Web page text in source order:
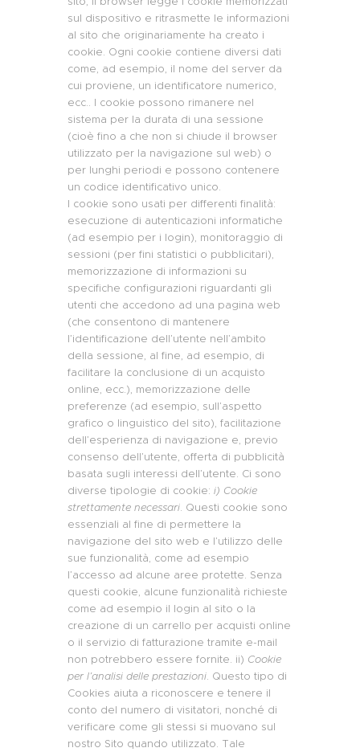
sul dispositivo e ritrasmette le informazioni
al sito che originariamente ha creato i
cookie. Ogni cookie contiene diversi dati
come, ad esempio, il nome del server da
cui proviene, un identificatore numerico,
ecc.. I cookie possono rimanere nel
sistema per la durata di una sessione
(cioè fino a che non si chiude il browser
utilizzato per la navigazione sul web) o
per lunghi periodi e possono contenere
un codice identificativo unico.
I cookie sono usati per differenti finalità:
esecuzione di autenticazioni informatiche
(ad esempio per i login), monitoraggio di
sessioni (per fini statistici o pubblicitari),
memorizzazione di informazioni su
specifiche configurazioni riguardanti gli
utenti che accedono ad una pagina web
(che consentono di mantenere
l’identificazione dell’utente nell’ambito
della sessione, al fine, ad esempio, di
facilitare la conclusione di un acquisto
online, ecc.), memorizzazione delle
preferenze (ad esempio, sull’aspetto
grafico o linguistico del sito), facilitazione
dell’esperienza di navigazione e, previo
consenso dell’utente, offerta di pubblicità
basata sugli interessi dell’utente. Ci sono
diverse tipologie di cookie: i) Cookie
strettamente necessari. Questi cookie sono
essenziali al fine di permettere la
navigazione del sito web e l’utilizzo delle
sue funzionalità, come ad esempio
l’accesso ad alcune aree protette. Senza
questi cookie, alcune funzionalità richieste
come ad esempio il login al sito o la
creazione di un carrello per acquisti online
o il servizio di fatturazione tramite e-mail
non potrebbero essere fornite. ii) Cookie
per l’analisi delle prestazioni. Questo tipo di
Cookies aiuta a riconoscere e tenere il
conto del numero di visitatori, nonché di
verificare come gli stessi si muovano sul
nostro Sito quando utilizzato. Tale